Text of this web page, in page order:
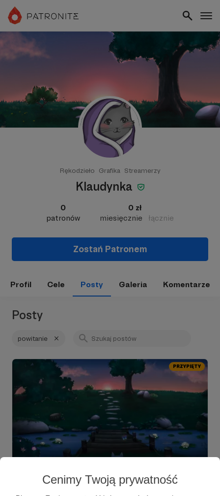
Cenimy Twoją prywatność
Rękodzieło Grafika Streamerzy
Klaudynka
0
patronów
0 zł
miesięcznie
łącznie
Zostań Patronem
Profil Cele Posty Galeria Komentarze
Posty
powitanie
PRZYPIĘTY
Pierwszy post - informacje